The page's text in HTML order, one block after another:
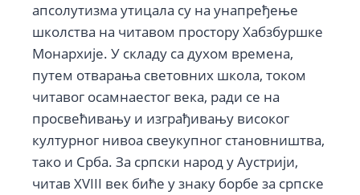
апсолутизма утицала су на унапређење
школства на читавом простору Хабзбуршке
Монархије. У складу са духом времена,
путем отварања световних школа, током
читавог осамнаестог века, ради се на
просвећивању и изграђивању високог
културног нивоа свеукупног становништва,
тако и Срба. За српски народ у Аустрији,
читав XVIII век биће у знаку борбе за српске